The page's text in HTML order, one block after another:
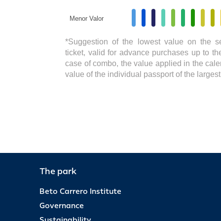
Menor Valor
*Suggestion of the lowest value on the
ticket, valid for advance purchases up to
case of combo, the value applied in the
value of the individual passport of the
The park
Beto Carrero Institute
Governance